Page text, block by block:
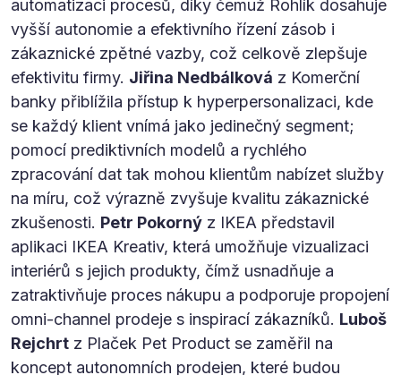
automatizaci procesů, díky čemuž Rohlík dosahuje
vyšší autonomie a efektivního řízení zásob i
zákaznické zpětné vazby, což celkově zlepšuje
efektivitu firmy. Jiřina Nedbálková z Komerční
banky přiblížila přístup k hyperpersonalizaci, kde
se každý klient vnímá jako jedinečný segment;
pomocí prediktivních modelů a rychlého
zpracování dat tak mohou klientům nabízet služby
na míru, což výrazně zvyšuje kvalitu zákaznické
zkušenosti. Petr Pokorný z IKEA představil
aplikaci IKEA Kreativ, která umožňuje vizualizaci
interiérů s jejich produkty, čímž usnadňuje a
zatraktivňuje proces nákupu a podporuje propojení
omni-channel prodeje s inspirací zákazníků. Luboš
Rejchrt z Plaček Pet Product se zaměřil na
koncept autonomních prodejen, které budou